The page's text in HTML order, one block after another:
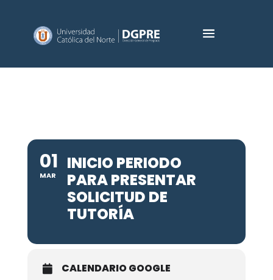
01
MAR
INICIO PERIODO
PARA PRESENTAR
SOLICITUD DE
TUTORÍA
CALENDARIO GOOGLE